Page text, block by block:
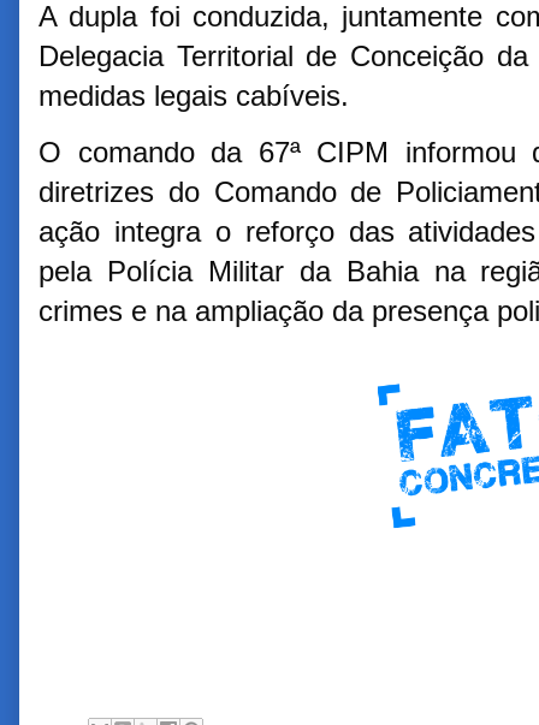
A dupla foi conduzida, juntamente
Delegacia Territorial de Conceição
medidas legais cabíveis.
O comando da 67ª CIPM informou
diretrizes do Comando de
ação integra o reforço das
pela Polícia Militar da Bahia na
crimes e na ampliação da presença